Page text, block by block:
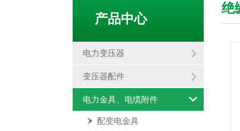
产品中心
电力变压器
变压器配件
电力金具、电缆附件
配变电金具
绝